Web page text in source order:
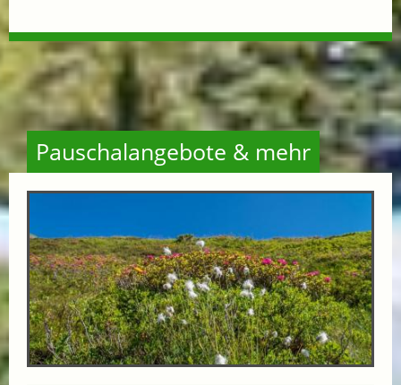
Pauschalangebote & mehr